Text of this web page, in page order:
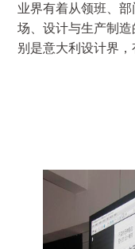
业界有着从领班、
场、设计与生产制
别是意大利设计界，